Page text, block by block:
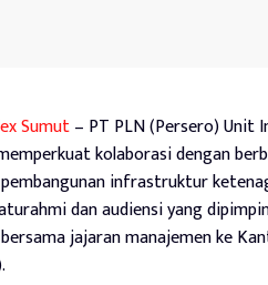
Sumut– PT PLN (Persero) Unit
kolaborasi dengan
infrastruktur
dan audiensi yang
jajaran manajemen ke